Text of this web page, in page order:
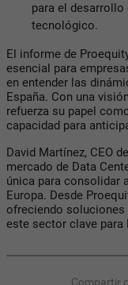
para el
tecnológico.
El informe de
esencial para
en entender las
España. Con una
refuerza su papel
capacidad para
David Martínez, CEO
mercado de Data
única para consolidar
Europa. Desde
ofreciendo
este sector clave
Compartir